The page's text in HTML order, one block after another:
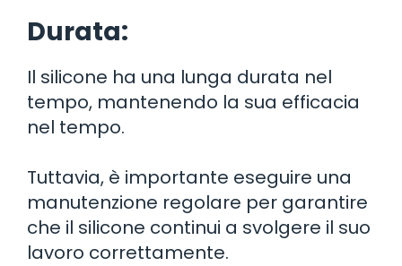
Durata:
Il silicone ha una lunga durata nel
tempo, mantenendo la sua efficacia
nel tempo.
Tuttavia, è importante eseguire una
manutenzione regolare per garantire
che il silicone continui a svolgere il suo
lavoro correttamente.